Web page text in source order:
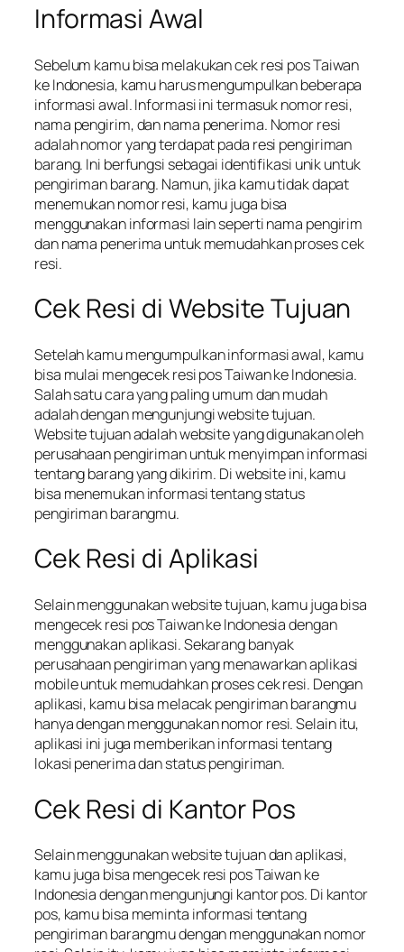
Informasi Awal
Sebelum kamu bisa melakukan cek resi pos Taiwan
ke Indonesia, kamu harus mengumpulkan beberapa
informasi awal. Informasi ini termasuk nomor resi,
nama pengirim, dan nama penerima. Nomor resi
adalah nomor yang terdapat pada resi pengiriman
barang. Ini berfungsi sebagai identifikasi unik untuk
pengiriman barang. Namun, jika kamu tidak dapat
menemukan nomor resi, kamu juga bisa
menggunakan informasi lain seperti nama pengirim
dan nama penerima untuk memudahkan proses cek
resi.
Cek Resi di Website Tujuan
Setelah kamu mengumpulkan informasi awal, kamu
bisa mulai mengecek resi pos Taiwan ke Indonesia.
Salah satu cara yang paling umum dan mudah
adalah dengan mengunjungi website tujuan.
Website tujuan adalah website yang digunakan oleh
perusahaan pengiriman untuk menyimpan informasi
tentang barang yang dikirim. Di website ini, kamu
bisa menemukan informasi tentang status
pengiriman barangmu.
Cek Resi di Aplikasi
Selain menggunakan website tujuan, kamu juga bisa
mengecek resi pos Taiwan ke Indonesia dengan
menggunakan aplikasi. Sekarang banyak
perusahaan pengiriman yang menawarkan aplikasi
mobile untuk memudahkan proses cek resi. Dengan
aplikasi, kamu bisa melacak pengiriman barangmu
hanya dengan menggunakan nomor resi. Selain itu,
aplikasi ini juga memberikan informasi tentang
lokasi penerima dan status pengiriman.
Cek Resi di Kantor Pos
Selain menggunakan website tujuan dan aplikasi,
kamu juga bisa mengecek resi pos Taiwan ke
Indonesia dengan mengunjungi kantor pos. Di kantor
pos, kamu bisa meminta informasi tentang
pengiriman barangmu dengan menggunakan nomor